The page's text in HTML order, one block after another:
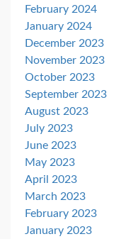
February 2024
January 2024
December 2023
November 2023
October 2023
September 2023
August 2023
July 2023
June 2023
May 2023
April 2023
March 2023
February 2023
January 2023